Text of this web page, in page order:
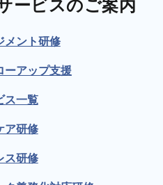
ービスのご案内
メント研修
ーアップ支援
ス一覧
ア研修
ス研修